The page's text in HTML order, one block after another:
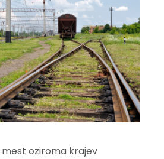
mest oziroma krajev